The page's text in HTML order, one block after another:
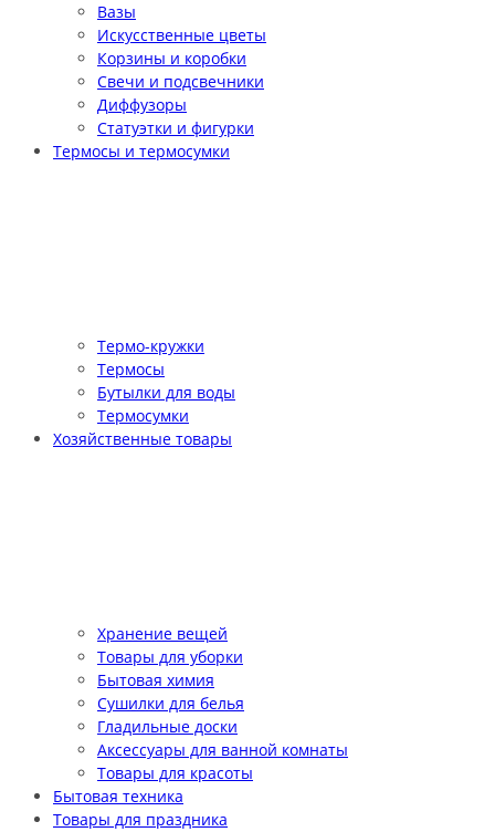
Вазы
Искусственные цветы
Корзины и коробки
Свечи и подсвечники
Диффузоры
Статуэтки и фигурки
Термосы и термосумки
Термо-кружки
Термосы
Бутылки для воды
Термосумки
Хозяйственные товары
Хранение вещей
Товары для уборки
Бытовая химия
Сушилки для белья
Гладильные доски
Аксессуары для ванной комнаты
Товары для красоты
Бытовая техника
Товары для праздника